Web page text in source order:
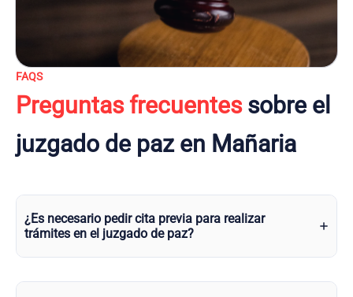
FAQS
Preguntas frecuentessobre el
juzgado de paz en Mañaria
¿Es necesario pedir cita previa para realizar
trámites en el juzgado de paz?